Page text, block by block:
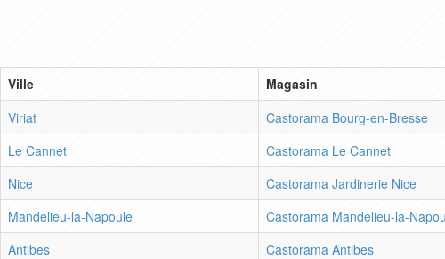
Ville
Magasin
Viriat
Castorama Bourg-en-Bresse
Le Cannet
Castorama Le Cannet
Nice
Castorama Jardinerie Nice
Mandelieu-la-Napoule
Castorama Mandelieu-la-
Antibes
Castorama Antibes